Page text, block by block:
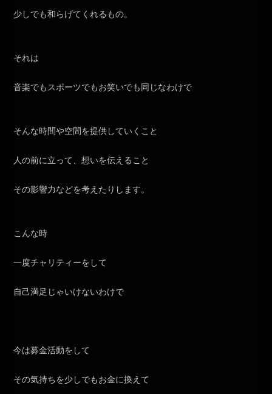
少しでも和らげてくれるもの。
それは
音楽でもスポーツでもお笑いでも同じなわけで
そんな時間や空間を提供していくこと
人の前に立って、想いを伝えること
その影響力などを考えたりします。
こんな時
一度チャリティーをして
自己満足じゃいけないわけで
今は募金活動をして
その気持ちを少しでもお金に換えて